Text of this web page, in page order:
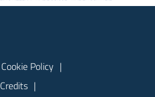
Cookie Policy
Credits